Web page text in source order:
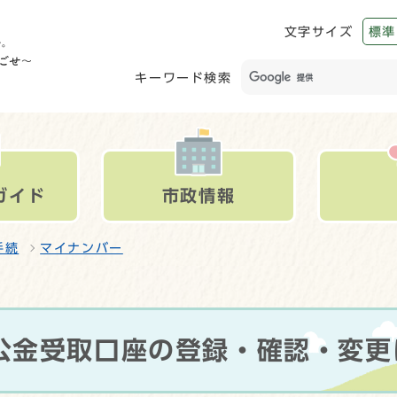
文字サイズ 標準
キーワード検索
イド 市政情報
続 マイナンバー
金受取口座の登録・確認・変